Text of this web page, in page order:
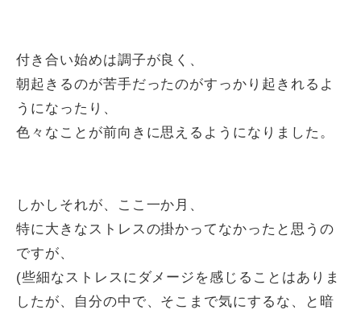
付き合い始めは調子が良く、
朝起きるのが苦手だったのがすっかり起きれるよ
うになったり、
色々なことが前向きに思えるようになりました。
しかしそれが、ここ一か月、
特に大きなストレスの掛かってなかったと思うの
ですが、
(些細なストレスにダメージを感じることはありま
したが、自分の中で、そこまで気にするな、と暗